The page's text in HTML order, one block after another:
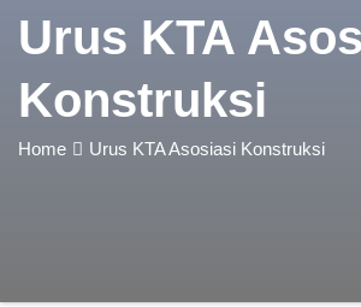
Urus KTA
Konstruksi
Home Urus KTA Asosiasi Konstruksi